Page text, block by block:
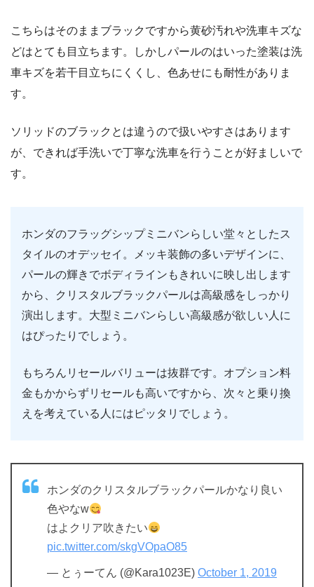
こちらはそのままブラックですから黄砂汚れや洗車キズな
どはとても目立ちます。しかしパールのはいった塗装は洗
車キズを若干目立ちにくくし、色あせにも耐性がありま
す。
ソリッドのブラックとは違うので扱いやすさはあります
が、できれば手洗いで丁寧な洗車を行うことが好ましいで
す。
ホンダのフラッグシップミニバンらしい堂々としたス
タイルのオデッセイ。メッキ装飾の多いデザインに、
パールの輝きでボディラインもきれいに映し出します
から、クリスタルブラックパールは高級感をしっかり
演出します。大型ミニバンらしい高級感が欲しい人に
はぴったりでしょう。
もちろんリセールバリューは抜群です。オプション料
金もかからずリセールも高いですから、次々と乗り換
えを考えている人にはピッタリでしょう。
ホンダのクリスタルブラックパールかなり良い
色やなw
はよクリア吹きたい
pic.twitter.com/skgVOpaO85
— とぅーてん (@Kara1023E) October 1, 2019